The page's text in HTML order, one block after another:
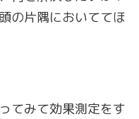
の片隅においててほ
てみて効果測定をす